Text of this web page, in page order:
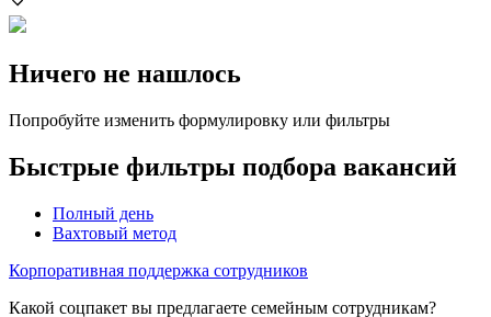
Ничего не нашлось
Попробуйте изменить формулировку или фильтры
Быстрые фильтры подбора вакансий
Полный день
Вахтовый метод
Корпоративная поддержка сотрудников
Какой соцпакет вы предлагаете семейным сотрудникам?